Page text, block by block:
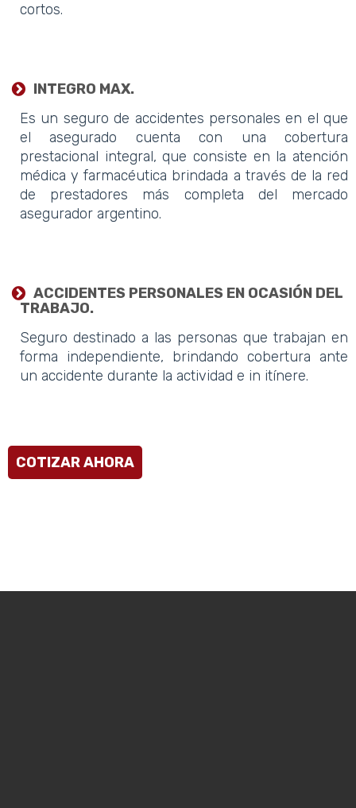
cortos.
INTEGRO MAX.
Es un seguro de accidentes personales en el que
el asegurado cuenta con una cobertura
prestacional integral, que consiste en la atención
médica y farmacéutica brindada a través de la red
de prestadores más completa del mercado
asegurador argentino.
ACCIDENTES PERSONALES EN OCASIÓN DEL
TRABAJO.
Seguro destinado a las personas que trabajan en
forma independiente, brindando cobertura ante
un accidente durante la actividad e in itínere.
COTIZAR AHORA